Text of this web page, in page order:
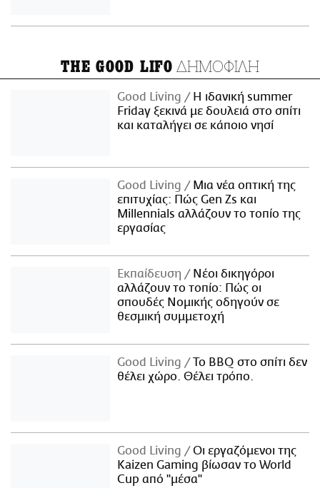
THE GOOD LIFO ΔΗΜΟΦΙΛΗ
Good Living
Η ιδανική summer
Friday ξεκινά με δουλειά στο σπίτι
και καταλήγει σε κάποιο νησί
Good Living
Μια νέα οπτική της
επιτυχίας: Πώς Gen Zs και
Millennials αλλάζουν το τοπίο της
εργασίας
Εκπαίδευση
Νέοι δικηγόροι
αλλάζουν το τοπίο: Πώς οι
σπουδές Νομικής οδηγούν σε
θεσμική συμμετοχή
Good Living
Το BBQ στο σπίτι δεν
θέλει χώρο. Θέλει τρόπο.
Good Living
Οι εργαζόμενοι της
Kaizen Gaming βίωσαν το World
Cup από "μέσα"